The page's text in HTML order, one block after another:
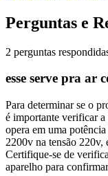
Perguntas e
2 perguntas
esse serve pra ar
Para determinar se o
é importante verificar
opera em uma
2200v na tensão 220v,
Certifique-se de
aparelho para